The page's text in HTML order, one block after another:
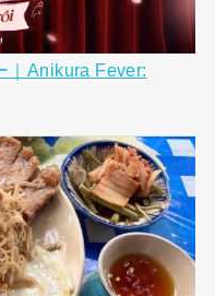
｜Anikura Fever: